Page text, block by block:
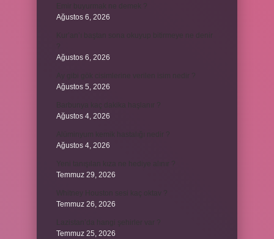
Ağustos 6, 2026
Ağustos 6, 2026
Ağustos 5, 2026
Ağustos 4, 2026
Ağustos 4, 2026
Temmuz 29, 2026
Temmuz 26, 2026
Temmuz 25, 2026